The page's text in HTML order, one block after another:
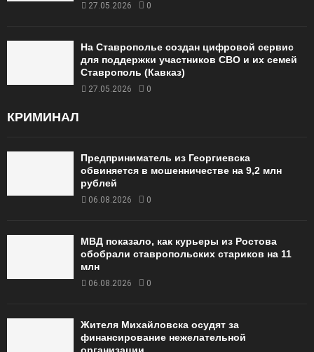
27.05.2026 0
На Ставрополье создан цифровой сервис
для поддержки участников СВО и их семей
Ставрополь (Кавказ)
27.05.2026 0
КРИМИНАЛ
Предприниматель из Георгиевска
обвиняется в мошенничестве на 9,2 млн
рублей
06.08.2026 0
МВД показало, как курьеры из Ростова
обобрали ставропольских стариков на 11
млн
06.08.2026 0
Жителя Михайловска осудят за
финансирование нежелательной